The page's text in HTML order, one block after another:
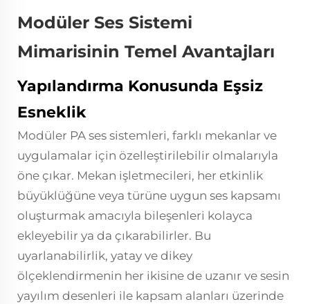
Modüler Ses Sistemi
Mimarisinin Temel Avantajları
Yapılandırma Konusunda Eşsiz
Esneklik
Modüler PA ses sistemleri, farklı mekanlar ve
uygulamalar için özelleştirilebilir olmalarıyla
öne çıkar. Mekan işletmecileri, her etkinlik
büyüklüğüne veya türüne uygun ses kapsamı
oluşturmak amacıyla bileşenleri kolayca
ekleyebilir ya da çıkarabilirler. Bu
uyarlanabilirlik, yatay ve dikey
ölçeklendirmenin her ikisine de uzanır ve sesin
yayılım desenleri ile kapsam alanları üzerinde